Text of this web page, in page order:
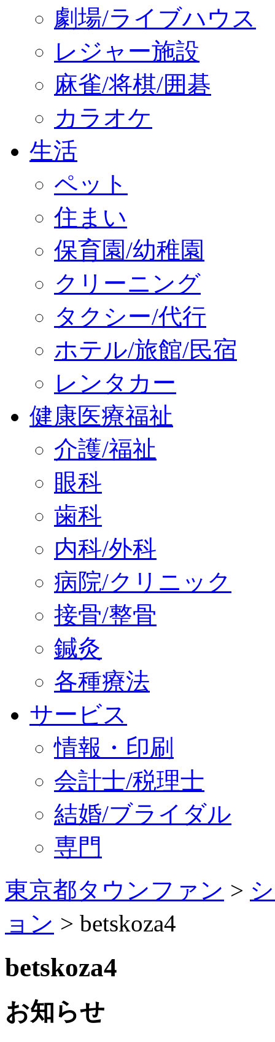
劇場/ライブハウス
レジャー施設
麻雀/将棋/囲碁
カラオケ
生活
ペット
住まい
保育園/幼稚園
クリーニング
タクシー/代行
ホテル/旅館/民宿
レンタカー
健康医療福祉
介護/福祉
眼科
歯科
内科/外科
病院/クリニック
接骨/整骨
鍼灸
各種療法
サービス
情報・印刷
会計士/税理士
結婚/ブライダル
専門
東京都タウンファン >
ョン > betskoza4
betskoza4
お知らせ